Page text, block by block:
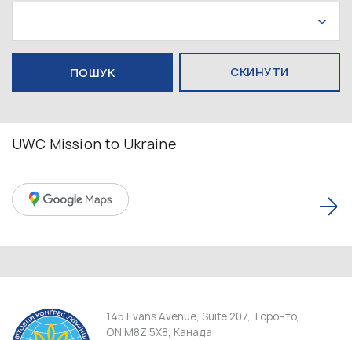
СКИНУТИ
UWC Mission to Ukraine
145 Evans Avenue, Suite 207, Торонто,
ON M8Z 5X8, Канада